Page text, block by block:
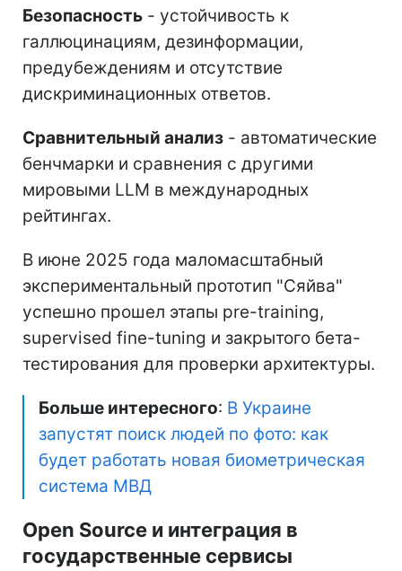
Безопасность - устойчивость к
галлюцинациям, дезинформации,
предубеждениям и отсутствие
дискриминационных ответов.
Сравнительный анализ - автоматические
бенчмарки и сравнения с другими
мировыми LLM в международных
рейтингах.
В июне 2025 года маломасштабный
экспериментальный прототип "Сяйва"
успешно прошел этапы pre-training,
supervised fine-tuning и закрытого бета-
тестирования для проверки архитектуры.
Больше интересного: В Украине
запустят поиск людей по фото: как
будет работать новая биометрическая
система МВД
Open Source и интеграция в
государственные сервисы